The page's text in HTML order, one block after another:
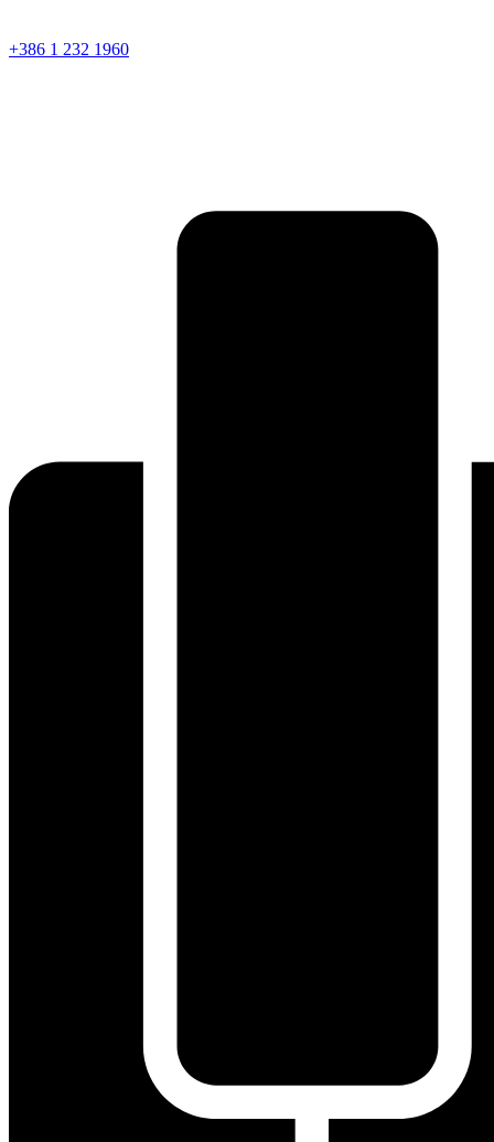
+386 1 232 1960